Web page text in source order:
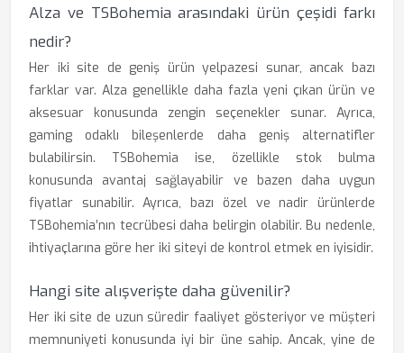
Alza ve TSBohemia arasındaki ürün çeşidi farkı
nedir?
Her iki site de geniş ürün yelpazesi sunar, ancak bazı
farklar var. Alza genellikle daha fazla yeni çıkan ürün ve
aksesuar konusunda zengin seçenekler sunar. Ayrıca,
gaming odaklı bileşenlerde daha geniş alternatifler
bulabilirsin. TSBohemia ise, özellikle stok bulma
konusunda avantaj sağlayabilir ve bazen daha uygun
fiyatlar sunabilir. Ayrıca, bazı özel ve nadir ürünlerde
TSBohemia’nın tecrübesi daha belirgin olabilir. Bu nedenle,
ihtiyaçlarına göre her iki siteyi de kontrol etmek en iyisidir.
Hangi site alışverişte daha güvenilir?
Her iki site de uzun süredir faaliyet gösteriyor ve müşteri
memnuniyeti konusunda iyi bir üne sahip. Ancak, yine de